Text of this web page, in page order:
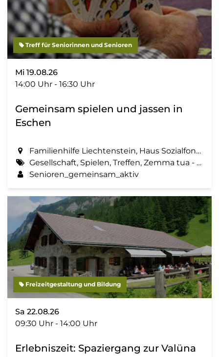
Treff für Seniorinnen und Senioren
Mi 19.08.26
14:00 Uhr - 16:30 Uhr
Gemeinsam spielen und jassen in
Eschen
Familienhilfe Liechtenstein, Haus Sozialfonds, St. Martinsring 73 in Eschen
Gesellschaft, Spielen, Treffen, Zemma tua - Senioren gemeinsam aktiv
Senioren_gemeinsam_aktiv
Freizeitgestaltung und Bildung
Sa 22.08.26
09:30 Uhr - 14:00 Uhr
Erlebniszeit: Spaziergang zur Valüna